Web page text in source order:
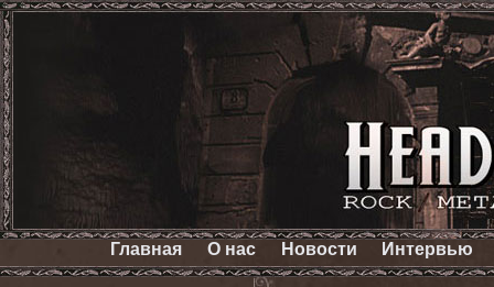
Главная О нас Новости Интервью